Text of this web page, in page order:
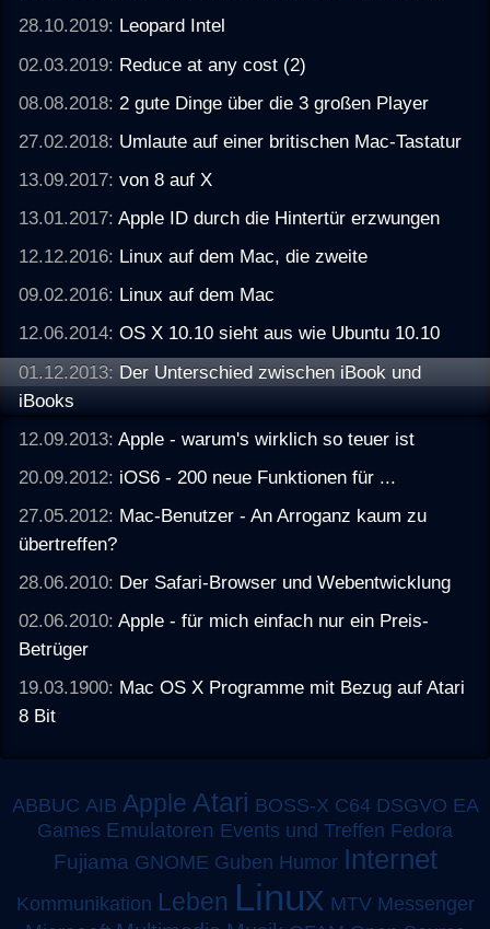
28.10.2019: Leopard Intel
02.03.2019: Reduce at any cost (2)
08.08.2018: 2 gute Dinge über die 3 großen Player
27.02.2018: Umlaute auf einer britischen Mac-Tastatur
13.09.2017:von 8 auf X
13.01.2017:Apple ID durch die Hintertür erzwungen
12.12.2016: Linux auf dem Mac, die zweite
09.02.2016: Linux auf dem Mac
12.06.2014:OS X 10.10 sieht aus wie Ubuntu 10.10
01.12.2013: Der Unterschied zwischen iBook und
iBooks
12.09.2013:Apple - warum's wirklich so teuer ist
20.09.2012: iOS6 - 200 neue Funktionen für ...
27.05.2012: Mac-Benutzer - An Arroganz kaum zu
übertreffen?
28.06.2010: Der Safari-Browser und Webentwicklung
02.06.2010:Apple - für mich einfach nur ein Preis-
Betrüger
19.03.1900: Mac OS X Programme mit Bezug auf Atari
8 Bit
ABBUC AIB Apple Atari BOSS-X C64 DSGVO EA
Games Emulatoren Events und Treffen Fedora
Fujiama GNOME Guben Humor Internet
Kommunikation Leben Linux MTV Messenger